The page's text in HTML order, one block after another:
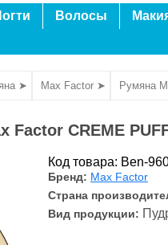
Волосы
➤ Max Factor ➤ Румяна
Factor CREME
Код товара: Ben-
Бренд: Max Factor
Страна
Вид продукции: